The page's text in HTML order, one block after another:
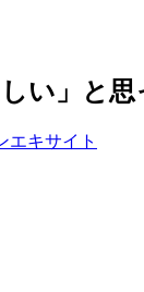
い」と
エキサイト